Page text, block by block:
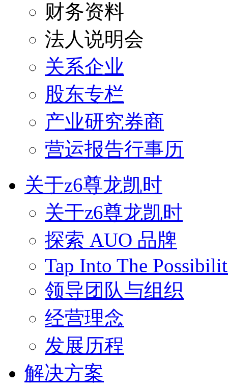
财务资料
法人说明会
关系企业
股东专栏
产业研究券商
营运报告行事历
关于z6尊龙凯时
关于z6尊龙凯时
探索 AUO 品牌
Tap Into The
领导团队与组织
经营理念
发展历程
解决方案